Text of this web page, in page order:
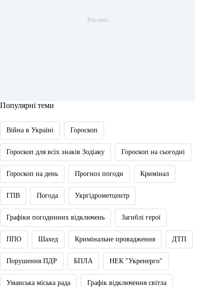
Популярні теми
Війна в Україні Гороскоп
Гороскоп для всіх знаків Зодіаку Гороскоп на сьогодні
Гороскоп на день Прогноз погоди Кримінал
ГПВ Погода Укргідрометцентр
Графіки погодинних відключень Загиблі герої
ППО Шахед Кримінальне провадження ДТП
Порушення ПДР БПЛА НЕК "Укренерго"
Уманська міська рада Графік відключення світла